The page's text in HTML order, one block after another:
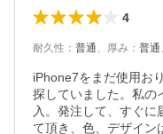
4
耐久性 ： 普通、 厚み ： 普通
iPhone7をまだ使用お
探していました。私の
入。発注して、すぐに
て頂き、色、デザイン